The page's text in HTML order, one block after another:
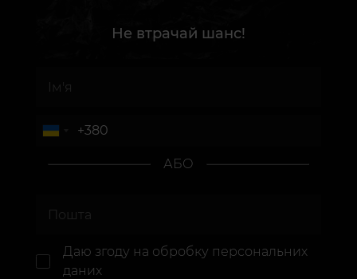
Не втрачай шанс!
АБО
Даю згоду на обробку персональних
даних